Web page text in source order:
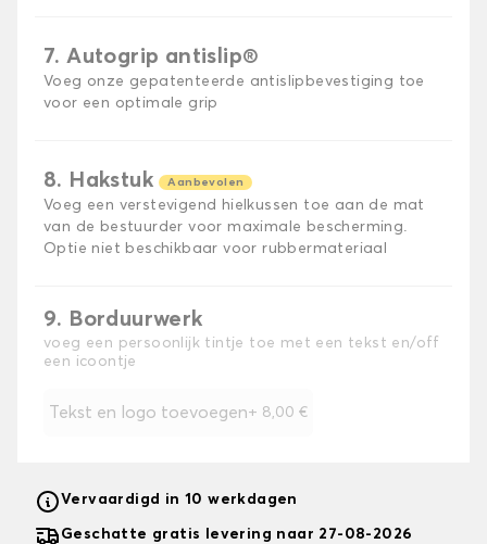
7. Autogrip antislip®
Voeg onze gepatenteerde antislipbevestiging toe
voor een optimale grip
8. Hakstuk Aanbevolen
Voeg een verstevigend hielkussen toe aan de mat
van de bestuurder voor maximale bescherming.
Optie niet beschikbaar voor rubbermateriaal
9. Borduurwerk
voeg een persoonlijk tintje toe met een tekst en/off
een icoontje
Tekst en logo toevoegen+ 8,00 €
Vervaardigd in 10 werkdagen
Geschatte gratis levering naar 27-08-2026